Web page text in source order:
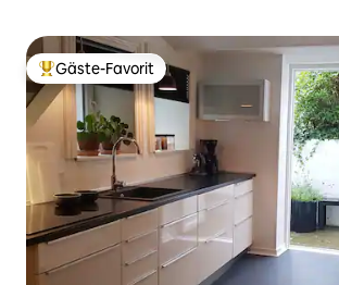
Beliebter Gäste-Favorit.
Gäste-Favorit